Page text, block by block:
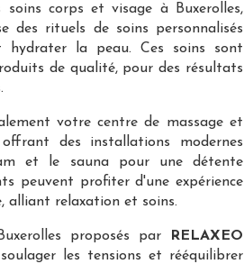
soins corps et visage à Buxerolles,
des rituels de soins personnalisés
hydrater la peau. Ces soins sont
de qualité, pour des résultats
votrecentre de massage et
des installations modernes
et le sauna pour une détente
peuvent profiter d'une expérience
alliant relaxation et soins.
proposés par
RELAXEO
les tensions et rééquilibrer